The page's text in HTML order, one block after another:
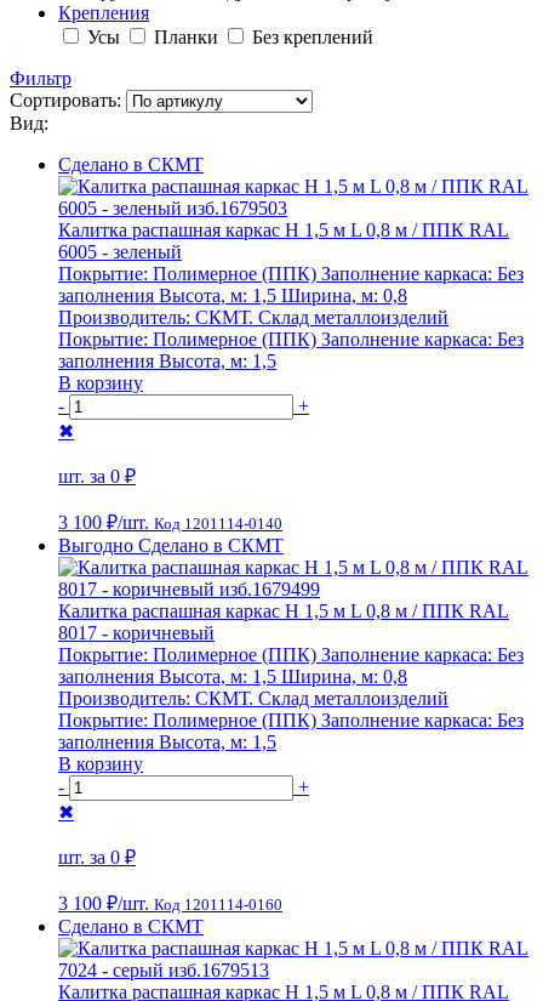
Крепления
Усы
Планки
Без креплений
Фильтр
Сортировать:
Вид:
Сделано в СКМТ
Калитка распашная каркас Н 1,5 м L 0,8 м / ППК RAL
6005 - зеленый
Покрытие: Полимерное (ППК) Заполнение каркаса: Без
заполнения Высота, м: 1,5 Ширина, м: 0,8
Производитель: СКМТ. Склад металлоизделий
Покрытие: Полимерное (ППК) Заполнение каркаса: Без
заполнения Высота, м: 1,5
В корзину
-
+
✖
шт. за 0 ₽
3 100 ₽/шт. Код 1201114-0140
Выгодно Сделано в СКМТ
Калитка распашная каркас Н 1,5 м L 0,8 м / ППК RAL
8017 - коричневый
Покрытие: Полимерное (ППК) Заполнение каркаса: Без
заполнения Высота, м: 1,5 Ширина, м: 0,8
Производитель: СКМТ. Склад металлоизделий
Покрытие: Полимерное (ППК) Заполнение каркаса: Без
заполнения Высота, м: 1,5
В корзину
-
+
✖
шт. за 0 ₽
3 100 ₽/шт. Код 1201114-0160
Сделано в СКМТ
Калитка распашная каркас Н 1,5 м L 0,8 м / ППК RAL